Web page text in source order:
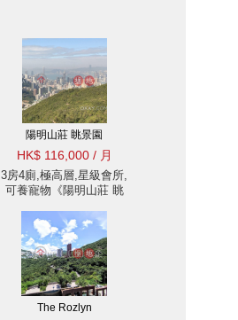
陽明山莊 眺景園
HK$ 116,000 / 月
3房4廁,極高層,星級會所,
可養寵物《陽明山莊 眺
The Rozlyn